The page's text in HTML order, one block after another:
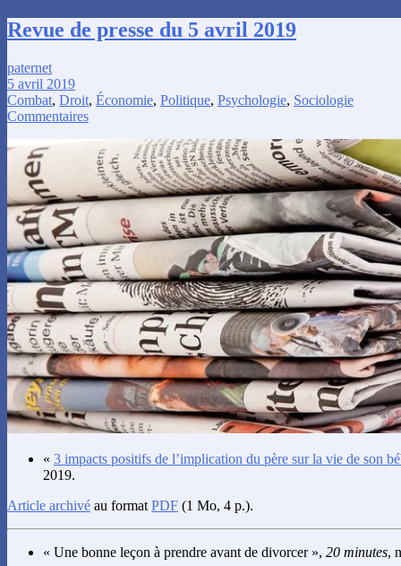
Revue de presse du 5 avril 2019
paternet
5 avril 2019
Combat, Droit, Économie, Politique, Psychologie, Sociologie
Commentaires
« 3 impacts positifs de l’implication du père sur la vie de son
2019.
Article archivé au format PDF (1 Mo, 4 p.).
« Une bonne leçon à prendre avant de divorcer », 20 minutes,